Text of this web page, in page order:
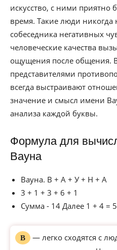
искусство, с ними приятно
время. Такие люди
собеседника негативных
человеческие качества
ощущения после общения.
представителями
всегда выстраивают
значение и смысл имени
анализа каждой буквы.
Формула для
Вауна
Вауна. В + А + У + Н + А
3 + 1 + 3 + 6 + 1
Сумма - 14 Далее 1 + 4 =
В
— легко сходятся с